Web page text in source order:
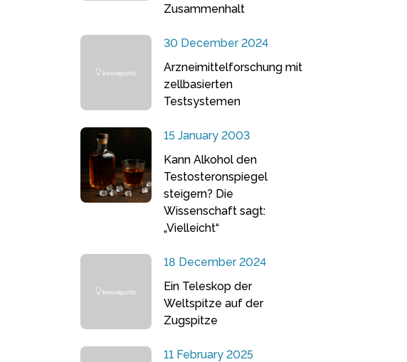
Zusammenhalt
30 December 2024
Arzneimittelforschung mit
zellbasierten
Testsystemen
15 January 2003
Kann Alkohol den
Testosteronspiegel
steigern? Die
Wissenschaft sagt:
„Vielleicht“
18 December 2024
Ein Teleskop der
Weltspitze auf der
Zugspitze
11 February 2025